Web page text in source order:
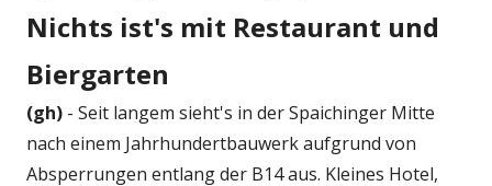
Nichts ist's mit Restaurant und
Biergarten
(gh) - Seit langem sieht's in der Spaichinger Mitte
nach einem Jahrhundertbauwerk aufgrund von
Absperrungen entlang der B14 aus. Kleines Hotel,